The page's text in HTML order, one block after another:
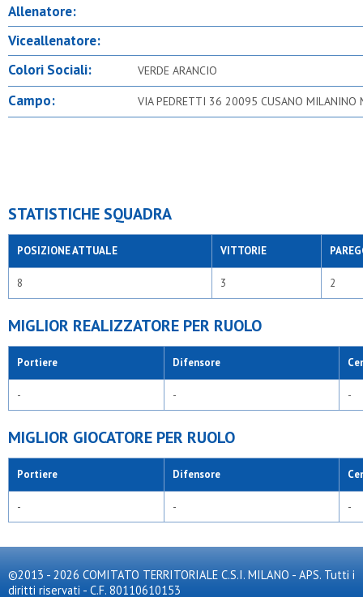
Allenatore:
Viceallenatore:
Colori Sociali:
VERDE ARANCIO
Campo: VIA PEDRETTI 36 20095 CUSANO MILANINO
STATISTICHE SQUADRA
POSIZIONE ATTUALE VITTORIE
8 3 2
MIGLIOR REALIZZATORE PER RUOLO
Portiere Difensore
- - -
MIGLIOR GIOCATORE PER RUOLO
Portiere Difensore
- - -
©2013 - 2026 COMITATO TERRITORIALE C.S.I. MILANO - APS. Tutti i
diritti riservati - C.F. 80110610153